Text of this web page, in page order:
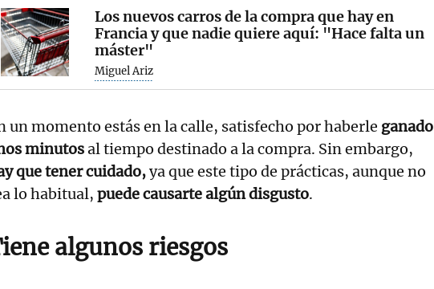
Los nuevos carros de la compra que hay en
Francia y que nadie quiere aquí: "Hace falta un
máster"
Miguel Ariz
un momento estás en la calle, satisfecho por haberle ganado
minutosal tiempo destinado a la compra. Sin embargo,
que tener cuidado,ya que este tipo de prácticas, aunque no
lo habitual, puede causarte algún disgusto.
algunos riesgos